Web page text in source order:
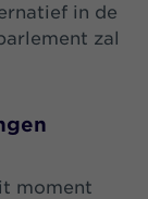
in de
zal
moment